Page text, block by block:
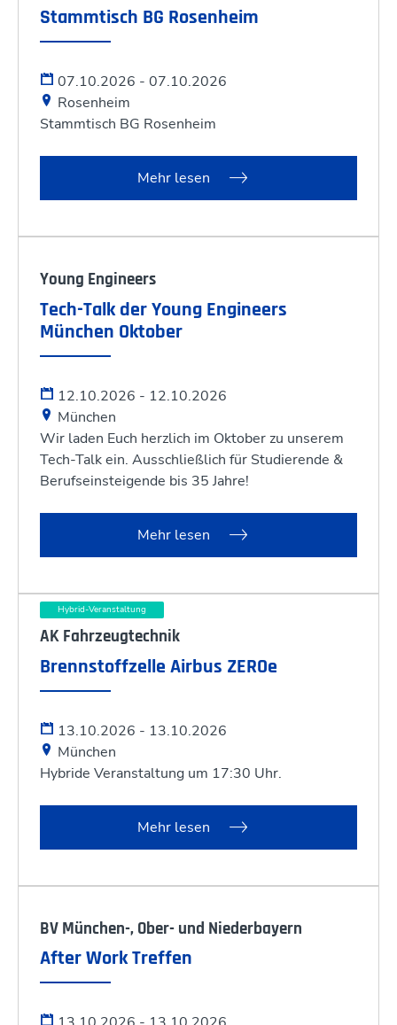
Stammtisch BG Rosenheim
07.10.2026 - 07.10.2026
Rosenheim
Stammtisch BG Rosenheim
Mehr lesen
Young Engineers
Tech-Talk der Young Engineers
München Oktober
12.10.2026 - 12.10.2026
München
Wir laden Euch herzlich im Oktober zu unserem
Tech-Talk ein. Ausschließlich für Studierende &
Berufseinsteigende bis 35 Jahre!
Mehr lesen
Hybrid-Veranstaltung
AK Fahrzeugtechnik
Brennstoffzelle Airbus ZEROe
13.10.2026 - 13.10.2026
München
Hybride Veranstaltung um 17:30 Uhr.
Mehr lesen
BV München-, Ober- und Niederbayern
After Work Treffen